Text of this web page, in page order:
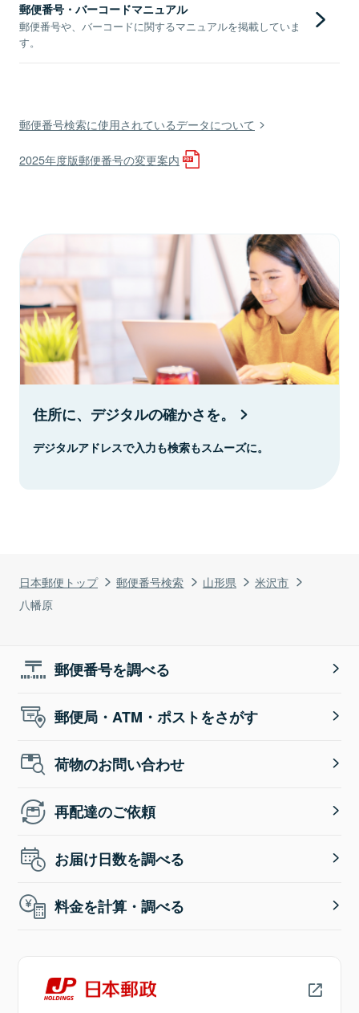
日本郵便トップ 郵便番号検索 山形県
米沢市
八幡原
郵便番号・バーコードマニュアル
郵便番号や、バーコードに関するマニュアルを掲載していま
す。
郵便番号検索に使用されているデータについて
2025年度版郵便番号の変更案内
住所に、デジタルの確かさを。
デジタルアドレスで入力も検索もスムーズに。
郵便番号を調べる
郵便局・ATM・ポストをさがす
荷物のお問い合わせ
再配達のご依頼
お届け日数を調べる
料金を計算・調べる